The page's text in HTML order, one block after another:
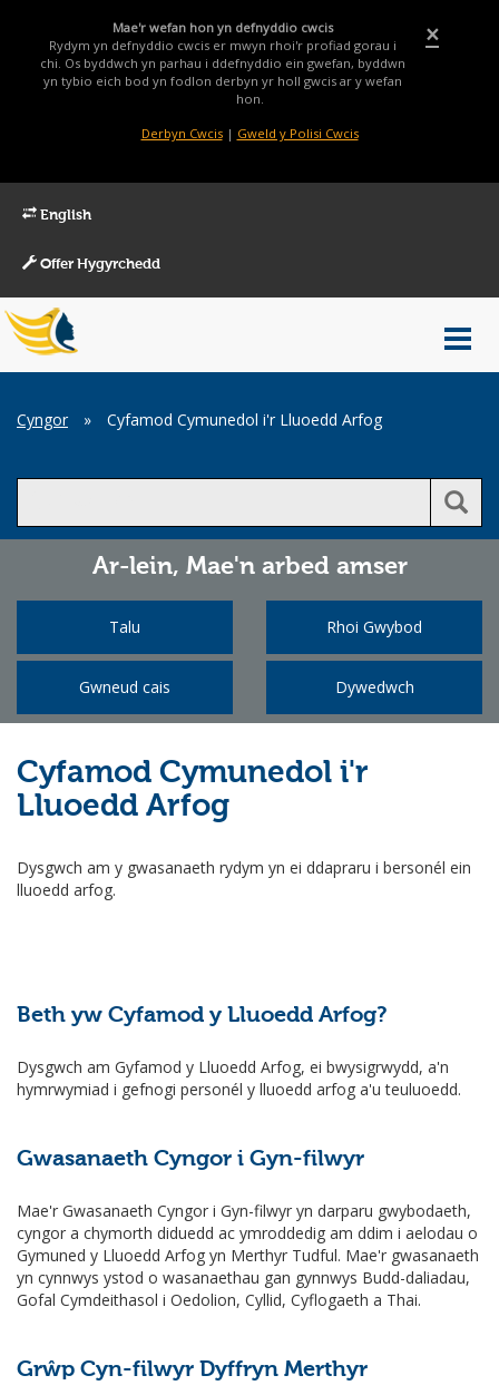
×
Mae'r wefan hon yn defnyddio cwcis
Rydym yn defnyddio cwcis er mwyn rhoi'r profiad gorau i
chi. Os byddwch yn parhau i ddefnyddio ein gwefan, byddwn
yn tybio eich bod yn fodlon derbyn yr holl gwcis ar y wefan
hon.
Derbyn Cwcis| Gweld y Polisi Cwcis
English
Offer Hygyrchedd
Main
Menu
Breadcrumb
Cyngor » Cyfamod Cymunedol i'r Lluoedd Arfog
Ar-lein, Mae'n arbed amser
Talu Rhoi Gwybod
Gwneud cais Dywedwch
Cyfamod Cymunedol i'r
Lluoedd Arfog
Dysgwch am y gwasanaeth rydym yn ei ddapraru i bersonél ein
lluoedd arfog.
Beth yw Cyfamod y Lluoedd Arfog?
Dysgwch am Gyfamod y Lluoedd Arfog, ei bwysigrwydd, a'n
hymrwymiad i gefnogi personél y lluoedd arfog a'u teuluoedd.
Gwasanaeth Cyngor i Gyn-filwyr
Mae'r Gwasanaeth Cyngor i Gyn-filwyr yn darparu gwybodaeth,
cyngor a chymorth diduedd ac ymroddedig am ddim i aelodau o
Gymuned y Lluoedd Arfog yn Merthyr Tudful. Mae'r gwasanaeth
yn cynnwys ystod o wasanaethau gan gynnwys Budd-daliadau,
Gofal Cymdeithasol i Oedolion, Cyllid, Cyflogaeth a Thai.
Grŵp Cyn-filwyr Dyffryn Merthyr